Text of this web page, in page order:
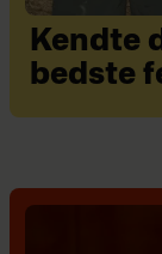
Kendte
bedste